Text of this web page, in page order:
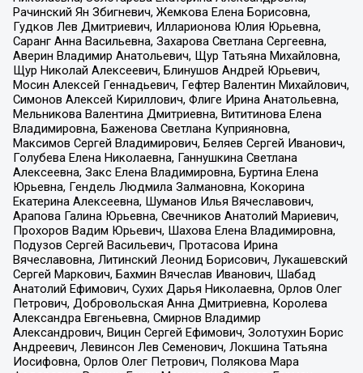
Рачинский Ян Збигневич, Жемкова Елена Борисовна,
Гудков Лев Дмитриевич, Илларионова Юлия Юрьевна,
Саранг Анна Васильевна, Захарова Светлана Сергеевна,
Аверин Владимир Анатольевич, Щур Татьяна Михайловна,
Щур Николай Алексеевич, Блинушов Андрей Юрьевич,
Мосин Алексей Геннадьевич, Гефтер Валентин Михайлович,
Симонов Алексей Кириллович, Флиге Ирина Анатольевна,
Мельникова Валентина Дмитриевна, Вититинова Елена
Владимировна, Баженова Светлана Куприяновна,
Максимов Сергей Владимирович, Беляев Сергей Иванович,
Голубева Елена Николаевна, Ганнушкина Светлана
Алексеевна, Закс Елена Владимировна, Буртина Елена
Юрьевна, Гендель Людмила Залмановна, Кокорина
Екатерина Алексеевна, Шуманов Илья Вячеславович,
Арапова Галина Юрьевна, Свечников Анатолий Мариевич,
Прохоров Вадим Юрьевич, Шахова Елена Владимировна,
Подузов Сергей Васильевич, Протасова Ирина
Вячеславовна, Литинский Леонид Борисович, Лукашевский
Сергей Маркович, Бахмин Вячеслав Иванович, Шабад
Анатолий Ефимович, Сухих Дарья Николаевна, Орлов Олег
Петрович, Добровольская Анна Дмитриевна, Королева
Александра Евгеньевна, Смирнов Владимир
Александрович, Вицин Сергей Ефимович, Золотухин Борис
Андреевич, Левинсон Лев Семенович, Локшина Татьяна
Иосифовна, Орлов Олег Петрович, Полякова Мара